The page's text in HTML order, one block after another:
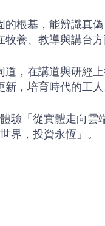
根基，能辨識真
養、教導與講台方
，在講道與研經
，培育時代的工人
驗「從實體走向
界，投資永恆」。